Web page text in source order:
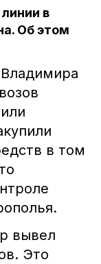
в
Об этом
в том
вывел
Это